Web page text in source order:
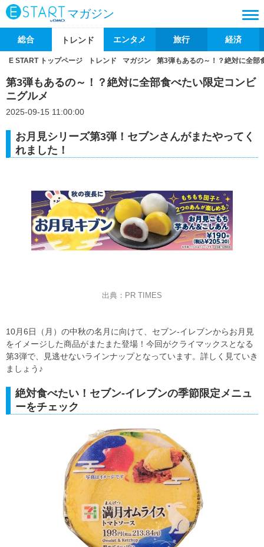
マガジン
総合 トレンド エンタメ 旅行 経済
E START トップページ トレンド マガジン 第3弾もあるの～！？絶対に全部
第3弾もあるの～！？絶対に全部食べたい限定コンビ
ニグルメ
2025-09-15 11:00:00
お月見シリーズ第3弾！セブンさんがまたやってく
れました！
出典：PR TIMES
10月6日（月）の中秋の名月に向けて、セブン-イレブンからお月見
をイメージした商品がまたまた登場！今回がクライマックスとなる
第3弾で、見逃せないラインナップとなっています。詳しく見ていき
ましょう♪
絶対食べたい！セブン-イレブンの季節限定メニュ
ーをチェック